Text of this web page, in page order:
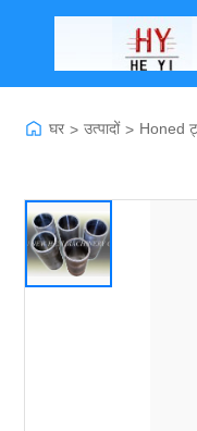
घर > उत्पादों > Honed